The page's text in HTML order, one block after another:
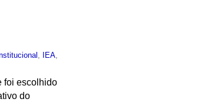
, IEA,
foi escolhido
do